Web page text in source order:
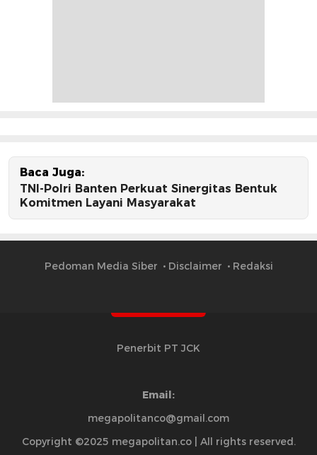
Baca Juga:
TNI-Polri Banten Perkuat Sinergitas Bentuk
Komitmen Layani Masyarakat
Pedoman Media Siber Disclaimer Redaksi
Penerbit PT JCK
Email:
megapolitanco@gmail.com
Copyright ©2025 megapolitan.co | All rights reserved.